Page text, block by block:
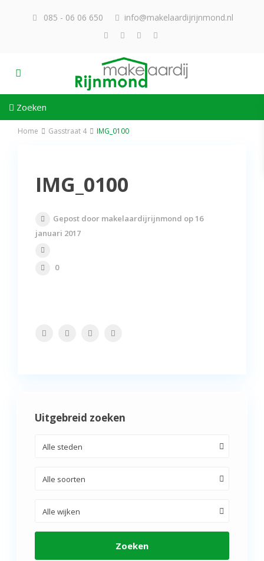
085 - 06 06 650 info@makelaardijrijnmond.nl
Zoeken
Home Gasstraat 4 IMG_0100
IMG_0100
Gepost door makelaardijrijnmond op 16
januari 2017
0
Uitgebreid zoeken
Alle steden
Alle soorten
Alle wijken
Zoeken